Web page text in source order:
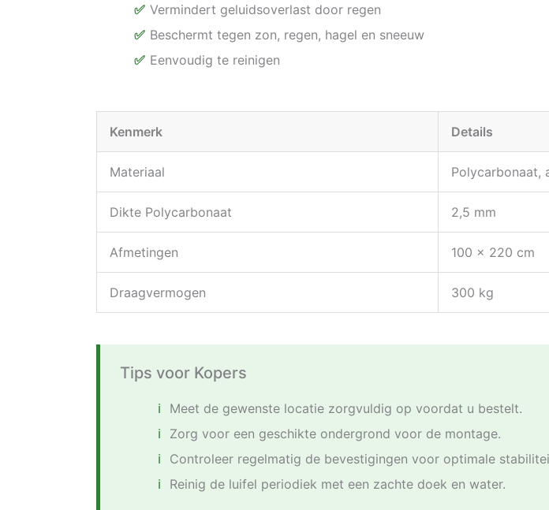
Vermindert geluidsoverlast door regen
Beschermt tegen zon, regen, hagel en sneeuw
Eenvoudig te reinigen
Kenmerk Details
Materiaal Polycarbonaat,
Dikte Polycarbonaat 2,5 mm
Afmetingen 100 x 220 cm
Draagvermogen 300 kg
Tips voor Kopers
Meet de gewenste locatie zorgvuldig op voordat u bestelt.
Zorg voor een geschikte ondergrond voor de montage.
Controleer regelmatig de bevestigingen voor optimale
Reinig de luifel periodiek met een zachte doek en water.